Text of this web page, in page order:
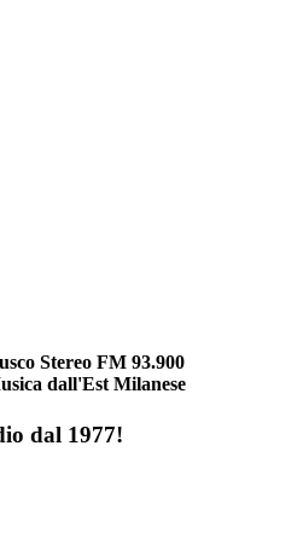
Stereo FM 93.900
dall'Est Milanese
dal 1977!